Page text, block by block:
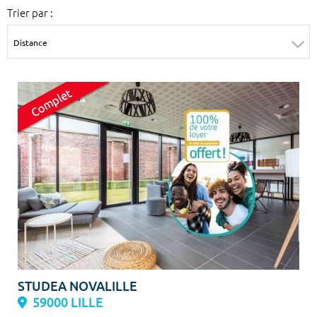
m² m²
Type de location
Colocation
Votre date d'entrée
Chercher
Trier par :
STUDEA NOVALILLE
59000 LILLE